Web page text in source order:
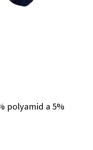
polyamid a 5%